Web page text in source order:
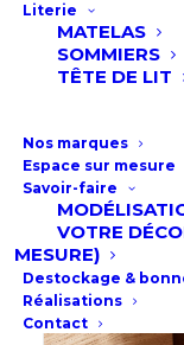
Literie
MATELAS
SOMMIERS
TÊTE DE LIT
Nos marques
Espace sur mesure
Savoir-faire
VOTRE
MESURE)
Destockage &
Réalisations
Contact